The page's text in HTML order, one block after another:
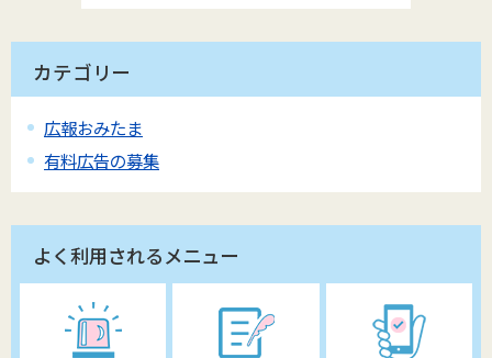
カテゴリー
広報おみたま
有料広告の募集
よく利用されるメニュー